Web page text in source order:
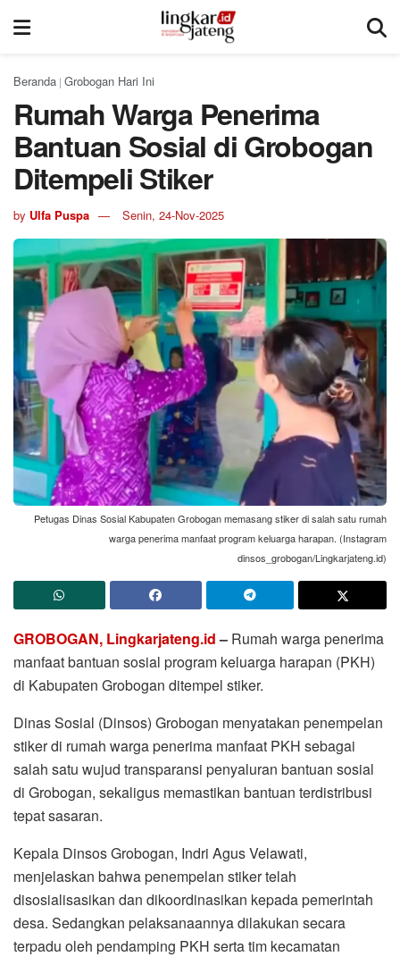
Beranda | Grobogan Hari Ini
Rumah Warga Penerima
Bantuan Sosial di Grobogan
Ditempeli Stiker
by Ulfa Puspa Senin, 24-Nov-2025
Petugas Dinas Sosial Kabupaten Grobogan memasang stiker di salah satu rumah
warga penerima manfaat program keluarga harapan. (Instagram
dinsos_grobogan/Lingkarjateng.id)
GROBOGAN, Lingkarjateng.id– Rumah warga penerima
manfaat bantuan sosial program keluarga harapan (PKH)
di Kabupaten Grobogan ditempel stiker.
Dinas Sosial (Dinsos) Grobogan menyatakan penempelan
stiker di rumah warga penerima manfaat PKH sebagai
salah satu wujud transparansi penyaluran bantuan sosial
di Grobogan, sekaligus memastikan bantuan terdistribusi
tepat sasaran.
Kepala Dinsos Grobogan, Indri Agus Velawati,
menjelaskan bahwa penempelan stiker telah
disosialisasikan dan dikoordinasikan kepada pemerintah
desa. Sedangkan pelaksanaannya dilakukan secara
terpadu oleh pendamping PKH serta tim kecamatan